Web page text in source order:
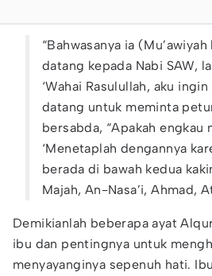
“Bahwasanya ia
datang kepada Nabi SAW,
‘Wahai Rasulullah, aku
datang untuk meminta
bersabda, “Apakah engkau
‘Menetaplah dengannya
berada di bawah kedua
Majah, An-Nasa’i, Ahmad,
Demikianlah beberapa ayat
ibu dan pentingnya untuk
menyayanginya sepenuh hati.